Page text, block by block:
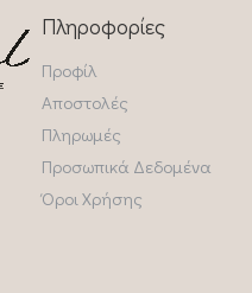
Πληροφορίες
Προφίλ
Αποστολές
Πληρωμές
Προσωπικά Δεδομένα
Όροι Χρήσης